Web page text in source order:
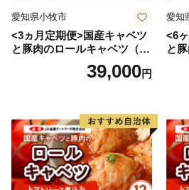
愛知県小牧市
<3ヵ月定期便>国産キャベツ
と豚肉のロールキャベツ（4P
39,000円
愛知
<6
と